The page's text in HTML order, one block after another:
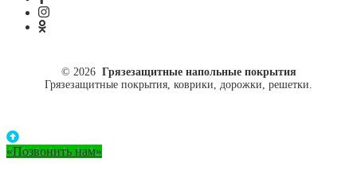
© 2026 Грязезащитные напольные покрытия
Грязезащитные покрытия, коврики, дорожки, решетки.
«Позвонить нам»